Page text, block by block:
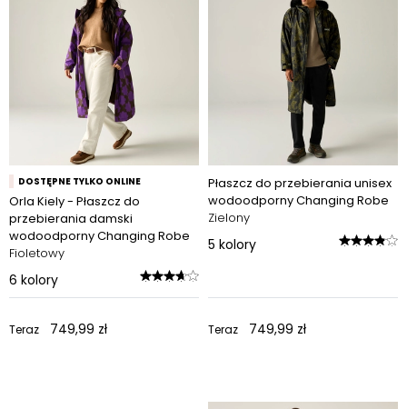
DOSTĘPNE TYLKO ONLINE
Orla Kiely - Płaszcz do
przebierania damski
wodoodporny Changing Robe
Fioletowy
6 kolory
Teraz 749,99 zł
Płaszcz do przebierania unisex
wodoodporny Changing Robe
Zielony
5 kolory
Teraz 749,99 zł